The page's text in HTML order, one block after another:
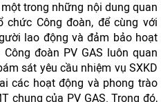
trong những nội dung quan
Công đoàn, để cùng với
lao động và đảm bảo hoạt
đoàn PV GAS luôn quan
sát yêu cầu nhiệm vụ SXKD
các hoạt động và phong trào
chung của PV GAS. Trong đó,